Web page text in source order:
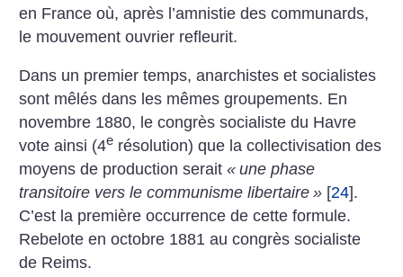
en France où, après l’amnistie des communards,
le mouvement ouvrier refleurit.
Dans un premier temps, anarchistes et socialistes
sont mêlés dans les mêmes groupements. En
novembre 1880, le congrès socialiste du Havre
vote ainsi (4e résolution) que la collectivisation des
moyens de ­production serait« une phase
transitoire vers le communisme libertaire » [24].
C’est la première occurrence de cette formule.
Rebelote en octobre 1881 au congrès socialiste
de Reims.